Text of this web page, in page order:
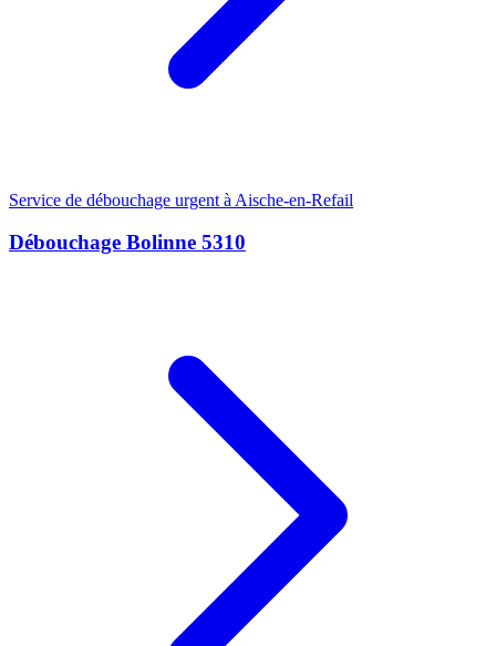
Service de débouchage urgent à Aische-en-Refail
Débouchage Bolinne 5310